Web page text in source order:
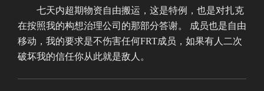
七天内超期物资自由搬运，这是特例，也是对扎克
在按照我的构想治理公司的那部分答谢。 成员也是自由
移动，我的要求是不伤害任何FRT成员，如果有人二次
破坏我的信任你从此就是敌人。